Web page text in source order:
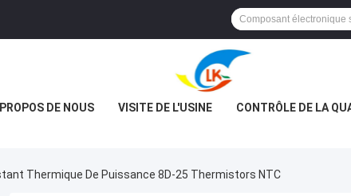
DE NOUS VISITE DE L'USINE CONTRÔLE DE LA
Thermique De Puissance 8D-25 Thermistors NTC